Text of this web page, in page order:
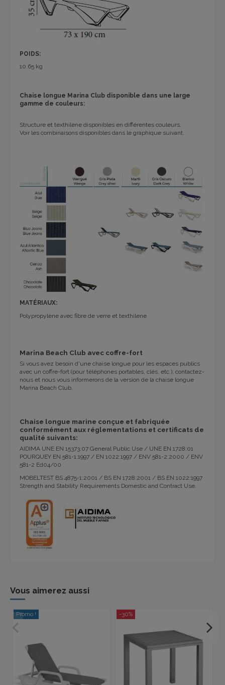
POIDS:
10.65 kg
Chaise longue Marina Club disponible dans une large
gamme de couleurs:
Structure et texthilene disponibles en différentes couleurs.
Voir les combinaisons disponibles dans le graphique suivant.
MATÉRIAUX:
Polypropylène avec fibre de verre et texthilene
Marina Beach Club avec coffre-fort
Si vous avez besoin d'une chaise longue pour les espaces publics
avec un coffre-fort (pour téléphones portables, clés, etc.), contactez-
nous et nous vous informerons de la version de la chaise longue
Marina Beach Club.
Chaise longue marine conçue et fabriquée
conformément aux réglementations et certificats de
qualité suivants:
AIDIMA UNE EN 15373:07 General Public Use / UNE EN 1728:01
POURQUEY EN 581-1:1997 / EN 1022:1997 / ENV 581-2:2000 / ENV
581-2 Ed04/00
MOBELTEST BS 4875-1:2001 / BS EN 1728:2001 / BS EN 1022:1997
Strength and Stability Requirements Domestic and Contract Use.
Vous aimerez aussi
Promo ! -30%